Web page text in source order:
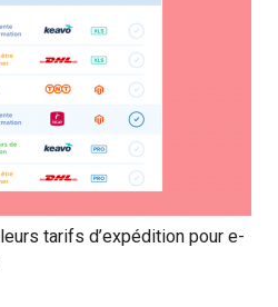
tarifs d’expédition pour e-